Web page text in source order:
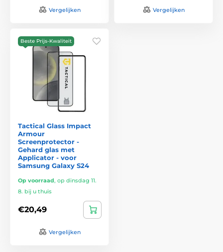
Vergelijken Vergelijken
Beste Prijs-Kwaliteit
Tactical Glass Impact
Armour
Screenprotector -
Gehard glas met
Applicator - voor
Samsung Galaxy S24
Op voorraad, op dinsdag 11.
8. bij u thuis
€20,49
Vergelijken